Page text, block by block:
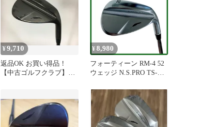
¥9,710
返品OK お買い得品！
【中古ゴルフクラブ】フ
TS-101w SW
¥ 8,980
フォーティーン RM-4 52
ウェッジ N.S.PRO TS-